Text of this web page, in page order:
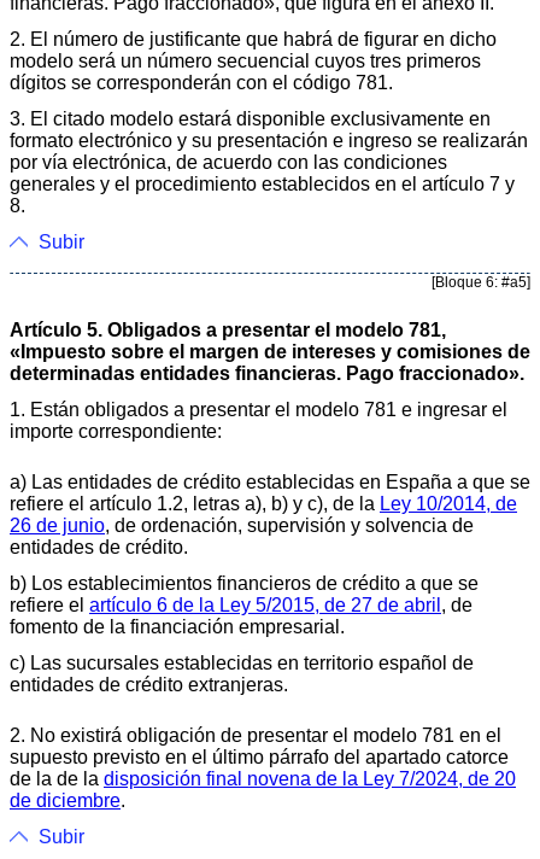
2. El número de justificante que habrá de figurar en dicho
modelo será un número secuencial cuyos tres primeros
dígitos se corresponderán con el código 781.
3. El citado modelo estará disponible exclusivamente en
formato electrónico y su presentación e ingreso se realizarán
por vía electrónica, de acuerdo con las condiciones
generales y el procedimiento establecidos en el artículo 7 y
8.
Subir
[Bloque 6: #a5]
Artículo 5. Obligados a presentar el modelo 781,
«Impuesto sobre el margen de intereses y comisiones de
determinadas entidades financieras. Pago fraccionado».
1. Están obligados a presentar el modelo 781 e ingresar el
importe correspondiente:
a) Las entidades de crédito establecidas en España a que se
refiere el artículo 1.2, letras a), b) y c), de la Ley 10/2014, de
26 de junio, de ordenación, supervisión y solvencia de
entidades de crédito.
b) Los establecimientos financieros de crédito a que se
refiere el artículo 6 de la Ley 5/2015, de 27 de abril , de
fomento de la financiación empresarial.
c) Las sucursales establecidas en territorio español de
entidades de crédito extranjeras.
2. No existirá obligación de presentar el modelo 781 en el
supuesto previsto en el último párrafo del apartado catorce
de la de la disposición final novena de la Ley 7/2024, de 20
de diciembre.
Subir